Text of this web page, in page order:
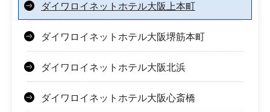
ダイワロイネットホテル大阪上本町
ダイワロイネットホテル大阪堺筋本町
ダイワロイネットホテル大阪北浜
ダイワロイネットホテル大阪心斎橋